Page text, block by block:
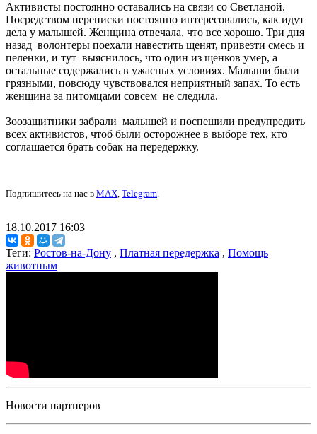
Активисты постоянно оставались на связи со Светланой.
Посредством переписки постоянно интересовались, как идут
дела у малышей. Женщина отвечала, что все хорошо. Три дня
назад волонтеры поехали навестить щенят, привезти смесь и
пеленки, и тут выяснилось, что один из щенков умер, а
остальные содержались в ужасных условиях. Малыши были
грязными, повсюду чувствовался неприятный запах. То есть
женщина за питомцами совсем не следила.
Зоозащитники забрали малышей и поспешили предупредить
всех активистов, чтоб были осторожнее в выборе тех, кто
соглашается брать собак на передержку.
Подпишитесь на нас в MAX, Telegram.
18.10.2017 16:03
Теги: Ростов-на-Дону , Платная передержка , Помощь
животным
Новости партнеров